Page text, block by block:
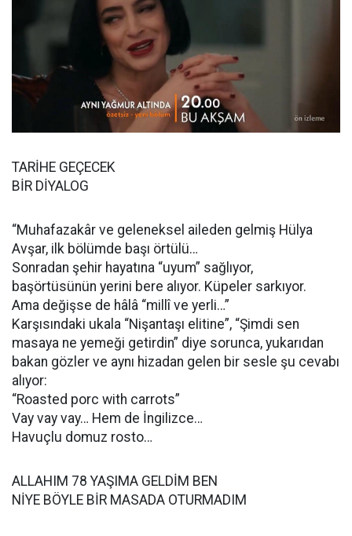
TARİHE GEÇECEK
BİR DİYALOG
“Muhafazakâr ve geleneksel aileden gelmiş Hülya
Avşar, ilk bölümde başı örtülü…
Sonradan şehir hayatına “uyum” sağlıyor,
başörtüsünün yerini bere alıyor. Küpeler sarkıyor.
Ama değişse de hâlâ “millî ve yerli…”
Karşısındaki ukala “Nişantaşı elitine”, “Şimdi sen
masaya ne yemeği getirdin” diye sorunca, yukarıdan
bakan gözler ve aynı hizadan gelen bir sesle şu cevabı
alıyor:
“Roasted porc with carrots”
Vay vay vay… Hem de İngilizce…
Havuçlu domuz rosto…
ALLAHIM 78 YAŞIMA GELDİM BEN
NİYE BÖYLE BİR MASADA OTURMADIM